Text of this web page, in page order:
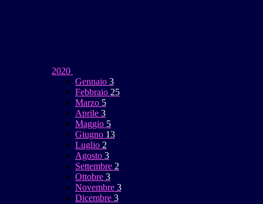
2020
Gennaio 3
Febbraio 25
Marzo 5
Aprile 3
Maggio 5
Giugno 13
Luglio 2
Agosto 3
Settembre 2
Ottobre 3
Novembre 3
Dicembre 3